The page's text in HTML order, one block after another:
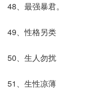
48、最强暴君。
49、性格另类
50、生人勿扰
51、生性凉薄